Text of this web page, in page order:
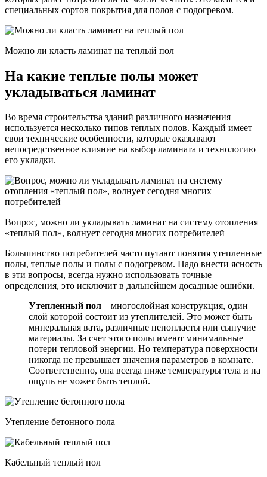
специальных сортов покрытия для полов с подогревом.
Можно ли класть ламинат на теплый пол
На какие теплые полы может
укладываться ламинат
Во время строительства зданий различного назначения
используется несколько типов теплых полов. Каждый имеет
свои технические особенности, которые оказывают
непосредственное влияние на выбор ламината и технологию
его укладки.
Вопрос, можно ли укладывать ламинат на систему отопления
«теплый пол», волнует сегодня многих потребителей
Большинство потребителей часто путают понятия утепленные
полы, теплые полы и полы с подогревом. Надо внести ясность
в эти вопросы, всегда нужно использовать точные
определения, это исключит в дальнейшем досадные ошибки.
Утепленный пол – многослойная конструкция, один
слой которой состоит из утеплителей. Это может быть
минеральная вата, различные пенопласты или сыпучие
материалы. За счет этого полы имеют минимальные
потери тепловой энергии. Но температура поверхности
никогда не превышает значения параметров в комнате.
Соответственно, она всегда ниже температуры тела и на
ощупь не может быть теплой.
Утепление бетонного пола
Кабельный теплый пол